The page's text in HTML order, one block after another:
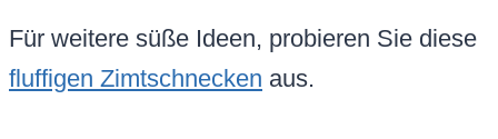
Für weitere süße Ideen, probieren Sie diese
fluffigen Zimtschnecken aus.